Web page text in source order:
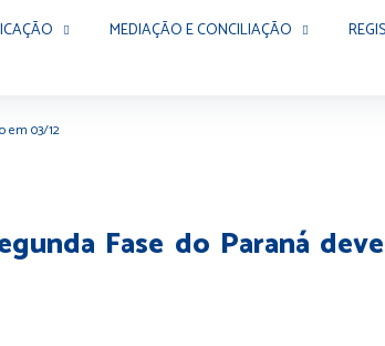
MEDIAÇÃO E CONCILIAÇÃO
em 03/12
Fase do Paraná